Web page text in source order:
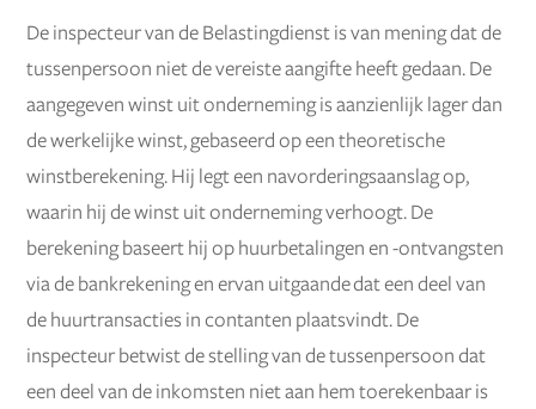
De inspecteur van de Belastingdienst is van mening dat de
tussenpersoon niet de vereiste aangifte heeft gedaan. De
aangegeven winst uit onderneming is aanzienlijk lager dan
de werkelijke winst, gebaseerd op een theoretische
winstberekening. Hij legt een navorderingsaanslag op,
waarin hij de winst uit onderneming verhoogt. De
berekening baseert hij op huurbetalingen en -ontvangsten
via de bankrekening en ervan uitgaande dat een deel van
de huurtransacties in contanten plaatsvindt. De
inspecteur betwist de stelling van de tussenpersoon dat
een deel van de inkomsten niet aan hem toerekenbaar is